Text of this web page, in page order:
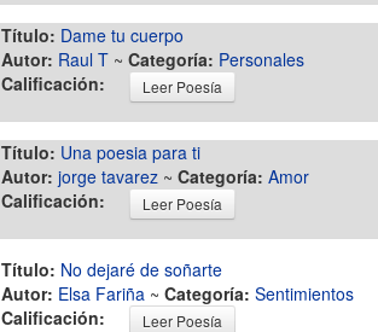
Título: Dame tu cuerpo
Autor: Raul T ~ Categoría: Personales
Calificación:
Leer Poesía
Título: Una poesia para ti
Autor: jorge tavarez ~ Categoría: Amor
Calificación:
Leer Poesía
Título: No dejaré de soñarte
Autor: Elsa Fariña ~ Categoría: Sentimientos
Calificación:
Leer Poesía